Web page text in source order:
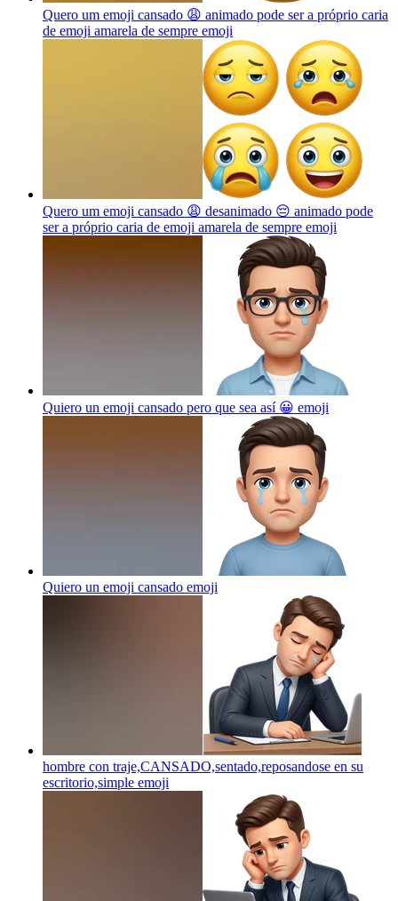
Quero um emoji cansado 😩 animado pode ser a próprio caria
de emoji amarela de sempre emoji
Quero um emoji cansado 😩 desanimado 😔 animado pode
ser a próprio caria de emoji amarela de sempre emoji
Quiero un emoji cansado pero que sea así 😀 emoji
Quiero un emoji cansado emoji
hombre con traje,CANSADO,sentado,reposandose en su
escritorio,simple emoji